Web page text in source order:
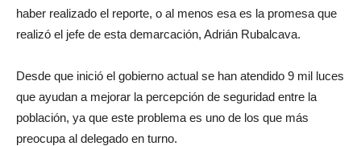
haber realizado el reporte, o al menos esa es la promesa que
realizó el jefe de esta demarcación, Adrián Rubalcava.
Desde que inició el gobierno actual se han atendido 9 mil luces
que ayudan a mejorar la percepción de seguridad entre la
población, ya que este problema es uno de los que más
preocupa al delegado en turno.